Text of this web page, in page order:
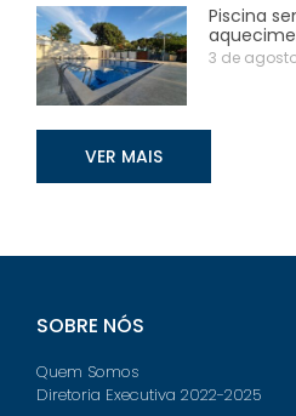
Piscina
3 de
VER MAIS
SOBRE NÓS
Quem Somos
Diretoria Executiva 2022-2025